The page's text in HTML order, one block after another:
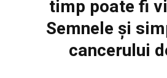
timp poate fi
Semnele și
cancerului